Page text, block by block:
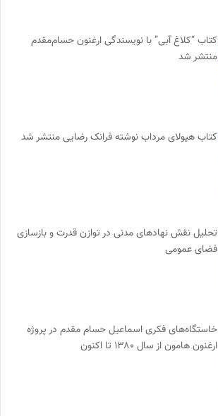
کتاب “کلاغ آبی” با نویسندگی ارغنون حسام‌مقدم
منتشر شد
کتاب هیولای مرداب نوشته فرانک رضایی منتشر شد
تحلیل نقش نهادهای مدنی در توازن قدرت و بازسازی
فضای عمومی
خاستگاه‌های فکری اسماعیل حسام مقدم در پروژه
ارغنون هامون از سال ۱۳۸۰ تا اکنون